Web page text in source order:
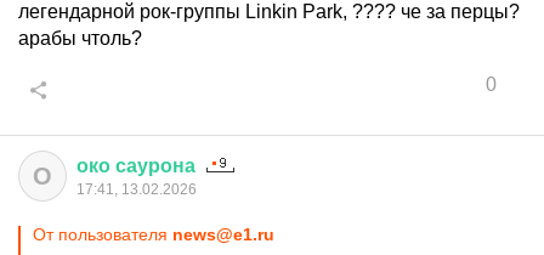
легендарной рок-группы Linkin Park, ???? че за перцы?
арабы чтоль?
0
О око саурона
17:41, 13.02.2026
От пользователя news@e1.ru